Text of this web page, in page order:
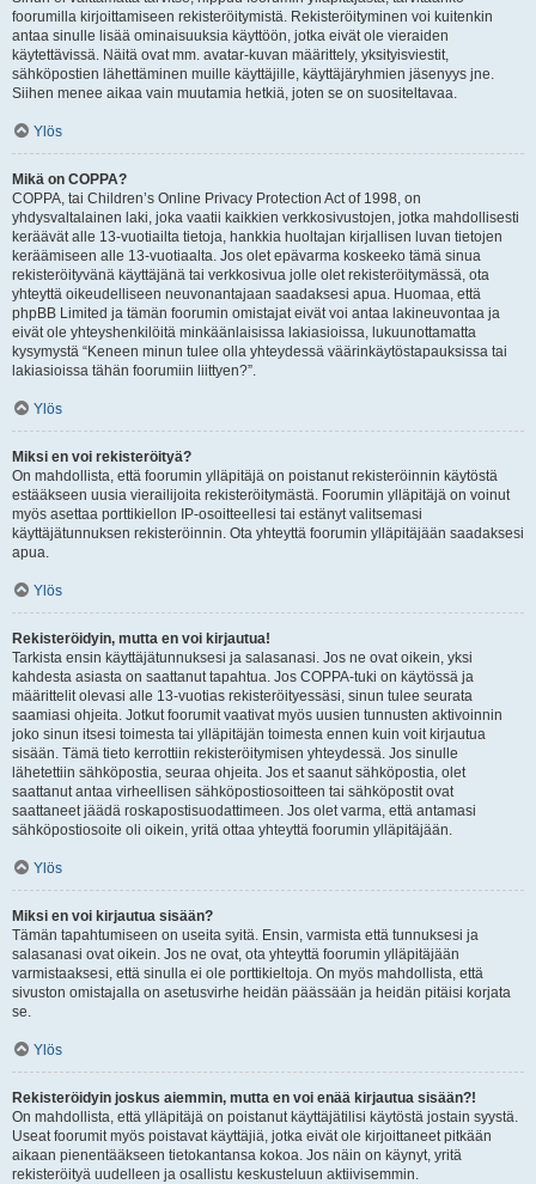
foorumilla kirjoittamiseen rekisteröitymistä. Rekisteröityminen voi kuitenkin
antaa sinulle lisää ominaisuuksia käyttöön, jotka eivät ole vieraiden
käytettävissä. Näitä ovat mm. avatar-kuvan määrittely, yksityisviestit,
sähköpostien lähettäminen muille käyttäjille, käyttäjäryhmien jäsenyys jne.
Siihen menee aikaa vain muutamia hetkiä, joten se on suositeltavaa.
Ylös
Mikä on COPPA?
COPPA, tai Children’s Online Privacy Protection Act of 1998, on
yhdysvaltalainen laki, joka vaatii kaikkien verkkosivustojen, jotka mahdollisesti
keräävät alle 13-vuotiailta tietoja, hankkia huoltajan kirjallisen luvan tietojen
keräämiseen alle 13-vuotiaalta. Jos olet epävarma koskeeko tämä sinua
rekisteröityvänä käyttäjänä tai verkkosivua jolle olet rekisteröitymässä, ota
yhteyttä oikeudelliseen neuvonantajaan saadaksesi apua. Huomaa, että
phpBB Limited ja tämän foorumin omistajat eivät voi antaa lakineuvontaa ja
eivät ole yhteyshenkilöitä minkäänlaisissa lakiasioissa, lukuunottamatta
kysymystä “Keneen minun tulee olla yhteydessä väärinkäytöstapauksissa tai
lakiasioissa tähän foorumiin liittyen?”.
Ylös
Miksi en voi rekisteröityä?
On mahdollista, että foorumin ylläpitäjä on poistanut rekisteröinnin käytöstä
estääkseen uusia vierailijoita rekisteröitymästä. Foorumin ylläpitäjä on voinut
myös asettaa porttikiellon IP-osoitteellesi tai estänyt valitsemasi
käyttäjätunnuksen rekisteröinnin. Ota yhteyttä foorumin ylläpitäjään saadaksesi
apua.
Ylös
Rekisteröidyin, mutta en voi kirjautua!
Tarkista ensin käyttäjätunnuksesi ja salasanasi. Jos ne ovat oikein, yksi
kahdesta asiasta on saattanut tapahtua. Jos COPPA-tuki on käytössä ja
määrittelit olevasi alle 13-vuotias rekisteröityessäsi, sinun tulee seurata
saamiasi ohjeita. Jotkut foorumit vaativat myös uusien tunnusten aktivoinnin
joko sinun itsesi toimesta tai ylläpitäjän toimesta ennen kuin voit kirjautua
sisään. Tämä tieto kerrottiin rekisteröitymisen yhteydessä. Jos sinulle
lähetettiin sähköpostia, seuraa ohjeita. Jos et saanut sähköpostia, olet
saattanut antaa virheellisen sähköpostiosoitteen tai sähköpostit ovat
saattaneet jäädä roskapostisuodattimeen. Jos olet varma, että antamasi
sähköpostiosoite oli oikein, yritä ottaa yhteyttä foorumin ylläpitäjään.
Ylös
Miksi en voi kirjautua sisään?
Tämän tapahtumiseen on useita syitä. Ensin, varmista että tunnuksesi ja
salasanasi ovat oikein. Jos ne ovat, ota yhteyttä foorumin ylläpitäjään
varmistaaksesi, että sinulla ei ole porttikieltoja. On myös mahdollista, että
sivuston omistajalla on asetusvirhe heidän päässään ja heidän pitäisi korjata
se.
Ylös
Rekisteröidyin joskus aiemmin, mutta en voi enää kirjautua sisään?!
On mahdollista, että ylläpitäjä on poistanut käyttäjätilisi käytöstä jostain syystä.
Useat foorumit myös poistavat käyttäjiä, jotka eivät ole kirjoittaneet pitkään
aikaan pienentääkseen tietokantansa kokoa. Jos näin on käynyt, yritä
rekisteröityä uudelleen ja osallistu keskusteluun aktiivisemmin.